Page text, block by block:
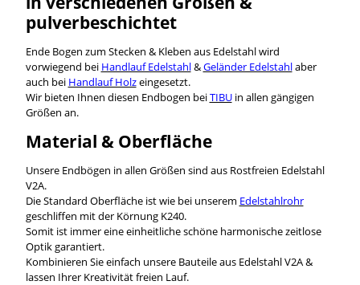
pulverbeschichtet
Ende Bogen zum Stecken & Kleben aus Edelstahl wird
vorwiegend bei Handlauf Edelstahl&Geländer Edelstahlaber
auch bei Handlauf Holzeingesetzt.
Wir bieten Ihnen diesen Endbogen beiTIBUin allen gängigen
Größen an.
Material & Oberfläche
Unsere Endbögen in allen Größen sind aus Rostfreien Edelstahl
V2A.
Die Standard Oberfläche ist wie bei unserem Edelstahlrohr
geschliffen mit der Körnung K240.
Somit ist immer eine einheitliche schöne harmonische zeitlose
Optik garantiert.
Kombinieren Sie einfach unsere Bauteile aus Edelstahl V2A &
lassen Ihrer Kreativität freien Lauf.